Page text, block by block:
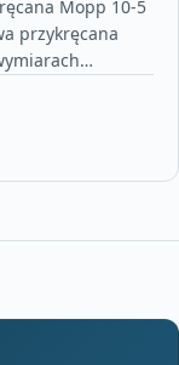
Mopp 10-5
przykręcana